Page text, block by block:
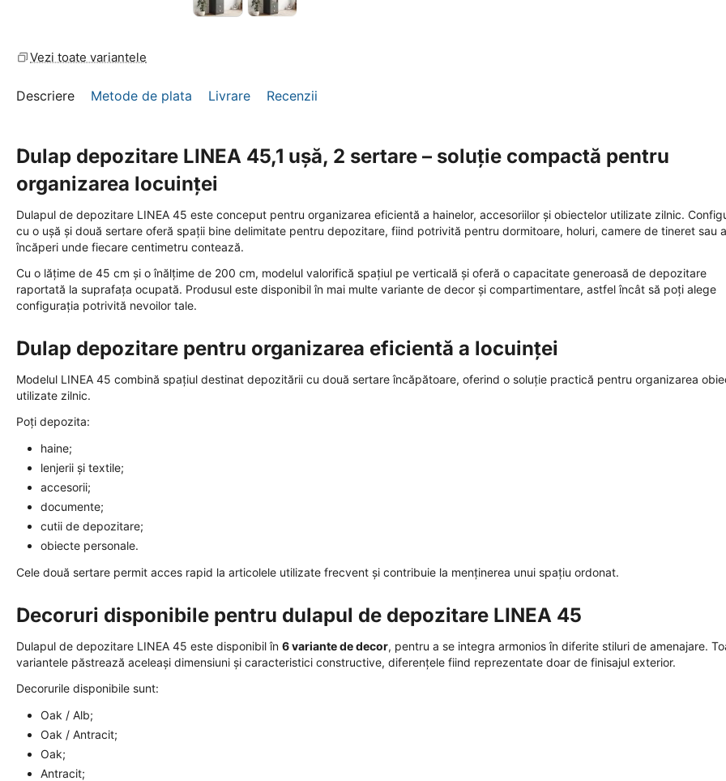
Vezi toate variantele
Descriere Metode de plata Livrare Recenzii
Dulap depozitare LINEA 45,1 ușă, 2 sertare – soluție compactă pentru
organizarea locuinței
Dulapul de depozitare LINEA 45 este conceput pentru organizarea eficientă a hainelor, accesoriilor și obiectelor utilizate zilnic.
cu o ușă și două sertare oferă spații bine delimitate pentru depozitare, fiind potrivită pentru dormitoare, holuri, camere de tineret sau
încăperi unde fiecare centimetru contează.
Cu o lățime de 45 cm și o înălțime de 200 cm, modelul valorifică spațiul pe verticală și oferă o capacitate generoasă de depozitare
raportată la suprafața ocupată. Produsul este disponibil în mai multe variante de decor și compartimentare, astfel încât să poți alege
configurația potrivită nevoilor tale.
Dulap depozitare pentru organizarea eficientă a locuinței
Modelul LINEA 45 combină spațiul destinat depozitării cu două sertare încăpătoare, oferind o soluție practică pentru organizarea
utilizate zilnic.
Poți depozita:
haine;
lenjerii și textile;
accesorii;
documente;
cutii de depozitare;
obiecte personale.
Cele două sertare permit acces rapid la articolele utilizate frecvent și contribuie la menținerea unui spațiu ordonat.
Decoruri disponibile pentru dulapul de depozitare LINEA 45
Dulapul de depozitare LINEA 45 este disponibil în 6 variante de decor, pentru a se integra armonios în diferite stiluri de amenajare.
variantele păstrează aceleași dimensiuni și caracteristici constructive, diferențele fiind reprezentate doar de finisajul exterior.
Decorurile disponibile sunt:
Oak / Alb;
Oak / Antracit;
Oak;
Antracit;